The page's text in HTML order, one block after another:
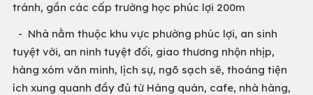
tránh, gần các cấp trường học phúc lợi 200m
- Nhà nằm thuộc khu vực phường phúc lợi, an sinh
tuyệt vời, an ninh tuyệt đối, giao thương nhộn nhịp,
hàng xóm văn minh, lịch sự, ngõ sạch sẽ, thoáng tiện
ích xung quanh đầy đủ từ Hàng quán, cafe, nhà hàng,